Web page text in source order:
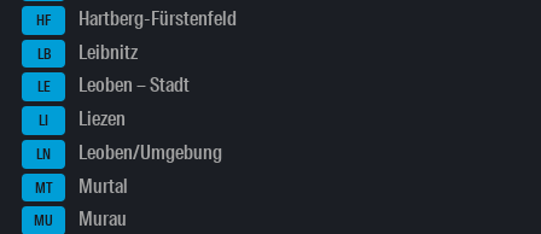
HF Hartberg-Fürstenfeld
LB Leibnitz
LE Leoben – Stadt
LI Liezen
LN Leoben/Umgebung
MT Murtal
MU Murau